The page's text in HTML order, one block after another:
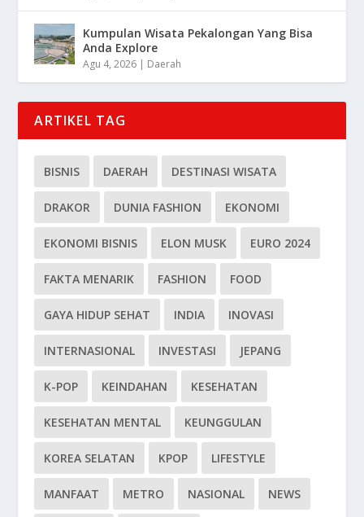
Kumpulan Wisata Pekalongan Yang Bisa
Anda Explore
Agu 4, 2026 | Daerah
ARTIKEL TAG
BISNIS DAERAH DESTINASI WISATA
DRAKOR DUNIA FASHION EKONOMI
EKONOMI BISNIS ELON MUSK EURO 2024
FAKTA MENARIK FASHION FOOD
GAYA HIDUP SEHAT INDIA INOVASI
INTERNASIONAL INVESTASI JEPANG
K-POP KEINDAHAN KESEHATAN
KESEHATAN MENTAL KEUNGGULAN
KOREA SELATAN KPOP LIFESTYLE
MANFAAT METRO NASIONAL NEWS